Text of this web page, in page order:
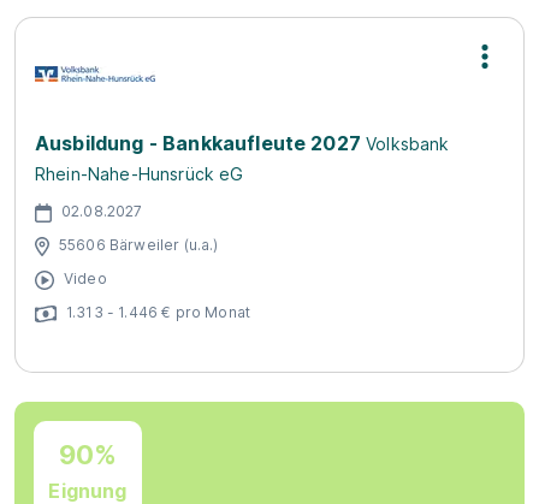
Ausbildung - Bankkaufleute 2027 Volksbank
Rhein-Nahe-Hunsrück eG
02.08.2027
55606 Bärweiler (u.a.)
Video
1.313 - 1.446 € pro Monat
90%
Eignung